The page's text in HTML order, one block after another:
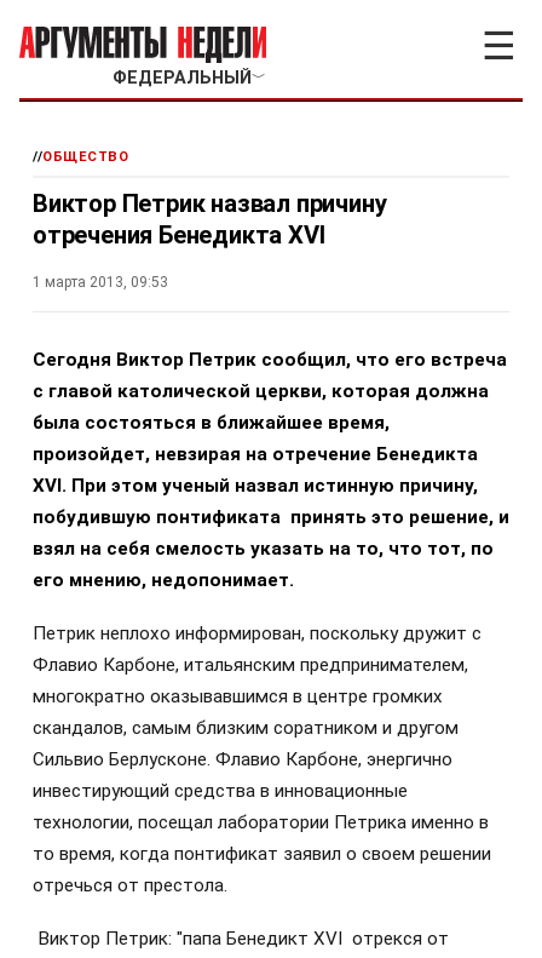
ФЕДЕРАЛЬНЫЙ ﹀
☰
//ОБЩЕСТВО
Виктор Петрик назвал причину
отречения Бенедикта XVI
1 марта 2013, 09:53
Сегодня Виктор Петрик сообщил, что его встреча
с главой католической церкви, которая должна
была состояться в ближайшее время,
произойдет, невзирая на отречение Бенедикта
XVI. При этом ученый назвал истинную причину,
побудившую понтификата принять это решение, и
взял на себя смелость указать на то, что тот, по
его мнению, недопонимает.
Петрик неплохо информирован, поскольку дружит с
Флавио Карбоне, итальянским предпринимателем,
многократно оказывавшимся в центре громких
скандалов, самым близким соратником и другом
Сильвио Берлусконе. Флавио Карбоне, энергично
инвестирующий средства в инновационные
технологии, посещал лаборатории Петрика именно в
то время, когда понтификат заявил о своем решении
отречься от престола.
Виктор Петрик: "папа Бенедикт XVI отрекся от